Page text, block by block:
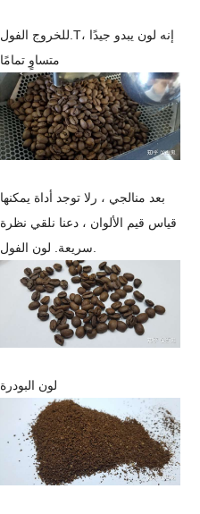
للخروج الفول .Tإنه لون يبدو جيدًا ،
متساوٍ تمامًا
بعد منالجي ، ر لا توجد أداة يمكنها
قياس قيم الألوان ، دعنا نلقي نظرة
لون البودرة